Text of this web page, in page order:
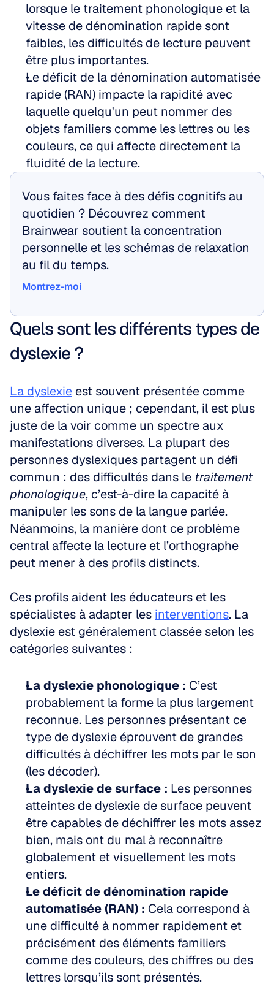
lorsque le traitement phonologique et la
vitesse de dénomination rapide sont
faibles, les difficultés de lecture peuvent
être plus importantes.
Le déficit de la dénomination automatisée
rapide (RAN) impacte la rapidité avec
laquelle quelqu'un peut nommer des
objets familiers comme les lettres ou les
couleurs, ce qui affecte directement la
fluidité de la lecture.
Vous faites face à des défis cognitifs au
quotidien ? Découvrez comment
Brainwear soutient la concentration
personnelle et les schémas de relaxation
au fil du temps.
Montrez-moi
Quels sont les différents types de
dyslexie ?
La dyslexie est souvent présentée comme
une affection unique ; cependant, il est plus
juste de la voir comme un spectre aux
manifestations diverses. La plupart des
personnes dyslexiques partagent un défi
commun : des difficultés dans le traitement
phonologique, c’est-à-dire la capacité à
manipuler les sons de la langue parlée.
Néanmoins, la manière dont ce problème
central affecte la lecture et l’orthographe
peut mener à des profils distincts.
Ces profils aident les éducateurs et les
spécialistes à adapter les interventions. La
dyslexie est généralement classée selon les
catégories suivantes :
La dyslexie phonologique : C’est
probablement la forme la plus largement
reconnue. Les personnes présentant ce
type de dyslexie éprouvent de grandes
difficultés à déchiffrer les mots par le son
(les décoder).
La dyslexie de surface : Les personnes
atteintes de dyslexie de surface peuvent
être capables de déchiffrer les mots assez
bien, mais ont du mal à reconnaître
globalement et visuellement les mots
entiers.
Le déficit de dénomination rapide
automatisée (RAN) : Cela correspond à
une difficulté à nommer rapidement et
précisément des éléments familiers
comme des couleurs, des chiffres ou des
lettres lorsqu’ils sont présentés.